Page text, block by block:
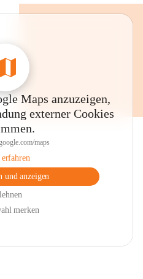
Maps anzuzeigen,
externer Cookies
maps
und anzeigen
merken